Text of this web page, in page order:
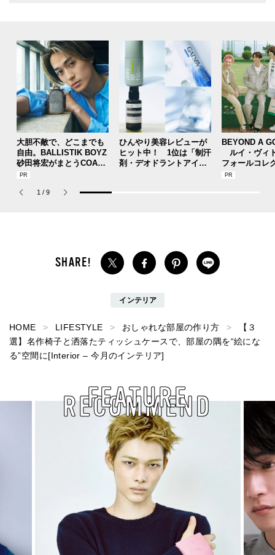
大胆不敵で、どこまでも
自由。BALLISTIK BOYZ
砂田将宏がまとうCOACH
の新作フレグランス「コ
パルファム」
ひんやり美容レビューが
ヒット中！ 1位は「制汗
剤・デオドラントアイテ
BEYOND A
ルイ・ヴィ
フォールコレ
描くプレッピ
1 / 9
インテリア
HOME LIFESTYLE おしゃれな部屋の作り方
【３
選】名作椅子と洒落たティッシュケースで、部屋の隅を“絵にな
る”空間に[Interior – 今月のインテリア]
RECOMMEND
FEATURE